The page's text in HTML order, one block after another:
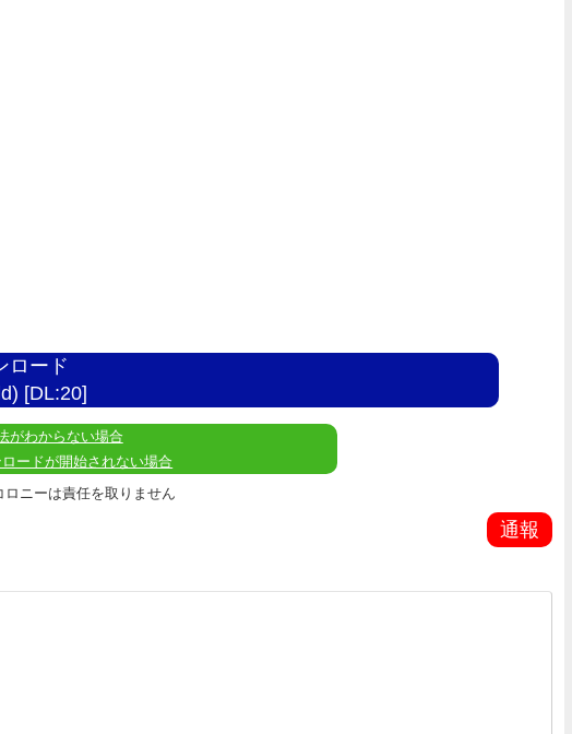
ロード
[DL:20]
がわからない場合
ードが開始されない場合
ニーは責任を取りません
通報